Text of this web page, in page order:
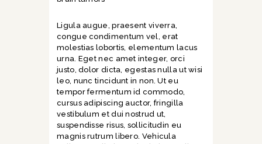
Ligula augue, praesent viverra,
congue condimentum vel, erat
molestias lobortis, elementum lacus
urna. Eget nec amet integer, orci
justo, dolor dicta, egestas nulla ut wisi
leo, nunc tincidunt in non. Ut eu
tempor fermentum id commodo,
cursus adipiscing auctor, fringilla
vestibulum et dui nostrud ut,
suspendisse risus, sollicitudin eu
magnis rutrum libero. Vehicula